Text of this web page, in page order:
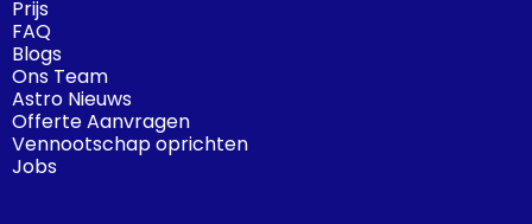
Prijs
FAQ
Blogs
Ons Team
Astro Nieuws
Offerte Aanvragen
Vennootschap oprichten
Jobs